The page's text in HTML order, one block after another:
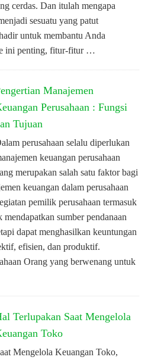
cerdas. Dan itulah mengapa
sesuatu yang patut
untuk membantu Anda
ini penting, fitur-fitur …
Manajemen
Perusahaan : Fungsi
Tujuan
perusahaan selalu diperlukan
keuangan perusahaan
merupakan salah satu faktor bagi
keuangan dalam perusahaan
pemilik perusahaan termasuk
sumber pendanaan
dapat menghasilkan keuntungan
efisien, dan produktif.
Orang yang berwenang untuk
Terlupakan Saat Mengelola
Toko
Mengelola Keuangan Toko,